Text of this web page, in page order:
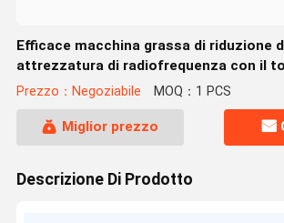
Efficace macchina grassa di riduzione
attrezzatura di radiofrequenza con il
pollici
Prezzo：Negoziabile MOQ：1 PCS
Miglior prezzo
Descrizione Di Prodotto